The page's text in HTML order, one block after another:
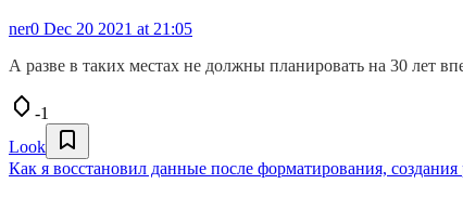
ner0 Dec 20 2021 at 21:05
А разве в таких местах не должны планировать на 30 лет
-1
Look
Как я восстановил данные после форматирования,